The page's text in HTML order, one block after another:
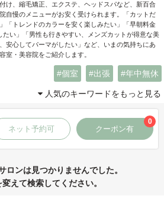
け、縮毛矯正、エクステ、ヘッドスパなど、新百合
自慢のメニューがお安く受けられます。「カットだ
「トレンドのカラーを安く楽しみたい」「早朝料金
い」「男性も行きやすい、メンズカットが得意な美
安心してパーマがしたい」など、いまの気持ちにあ
室・美容院をご紹介します。
個室 出張 年中無休
人気のキーワードをもっと見る
ネット予約可 クーポン有
0
ロンは見つかりませんでした。
えて検索してください。